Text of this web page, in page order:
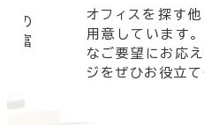
の
豊富
オフィスを探す
用意しています
なご要望にお応
ジをぜひお役立て